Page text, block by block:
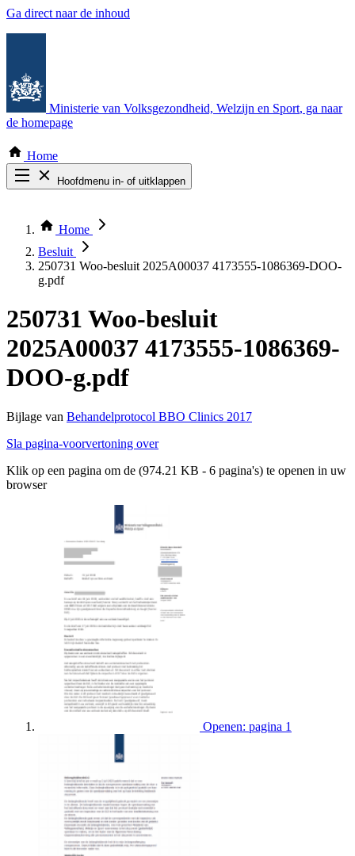
Ga direct naar de inhoud
Ministerie van Volksgezondheid, Welzijn en Sport, ga naar
de homepage
Home
Hoofdmenu in- of uitklappen
Thema COVID-19
Bekijk per bestuursorgaan
Home
Besluit
250731 Woo-besluit 2025A00037 4173555-1086369-DOO-
g.pdf
250731 Woo-besluit
2025A00037 4173555-1086369-
DOO-g.pdf
Bijlage van Behandelprotocol BBO Clinics 2017
Sla pagina-voorvertoning over
Klik op een pagina om de (974.21 KB - 6 pagina's) te openen in uw
browser
Openen: pagina 1